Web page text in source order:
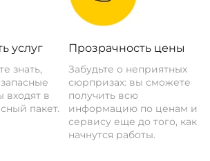
услуг
знать,
входят в
пакет.
Прозрачность цены
Забудьте о неприятных
сюрпризах: вы сможете
получить всю
информацию по ценам и
сервису еще до того, как
начнутся работы.